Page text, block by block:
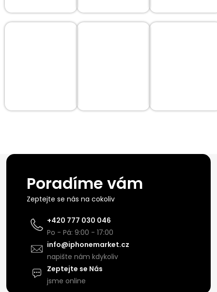
Poradíme vám
Zeptejte se nás na cokoliv
+420 777 030 046
Po - Pá: 9:00 - 17:00
info@iphonemarket.cz
napište nám kdykoliv
Zeptejte se Nás
jsme online